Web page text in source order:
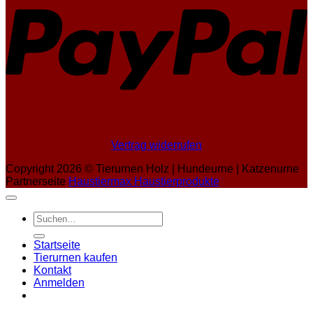
Vertrag widerrufen
Copyright 2026 © Tierurnen Holz | Hundeurne | Katzenurne
Partnerseite Haustiermax Haustierprodukte
Suchen
nach:
Startseite
Tierurnen kaufen
Kontakt
Anmelden